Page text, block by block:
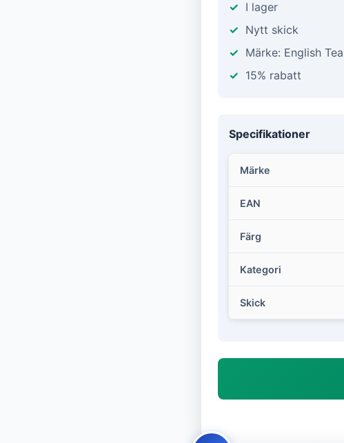
I lager
Nytt skick
Märke: English
15% rabatt
Specifikationer
Märke
EAN
Färg
Kategori
Skick